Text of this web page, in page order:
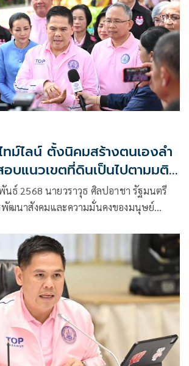
อดนโยบาย 5×5 ฝ่าวิกฤติประชากร
บแนวเขตที่ดินเป็นไปตามมติ
นยัน พม. ให้ชาวบ้านได้เพียง
น เอกสารสิทธิ์อื่นๆ ไม่มีอำนาจ
นธ์ 2568 นายวราวุธ ศิลปอาชา รัฐมนตรี
พัฒนาสังคมและความมั่นคงของมนุษย์
ง จ.นครราชสีมา ให้ชาวบ้านเข้าทำกิน แต่ถูก
ยายพื้นที่ทับซ้อนจนมีการออกเอกสารสิทธิให้
า แต่ละนิคมสร้างตนเองจะมีจุดกำเนิดที่แตก
เอง หรือพื้นที่นิคมฯ